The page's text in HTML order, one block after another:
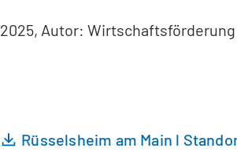
2025, Autor:
Rüsselsheim am Main l